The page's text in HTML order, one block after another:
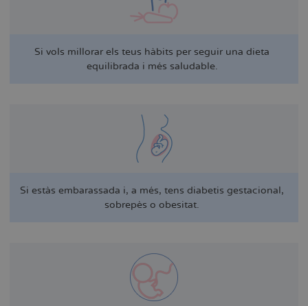
Si vols millorar els teus hàbits per seguir una dieta
equilibrada i més saludable.
Si estàs embarassada i, a més, tens diabetis gestacional,
sobrepès o obesitat.